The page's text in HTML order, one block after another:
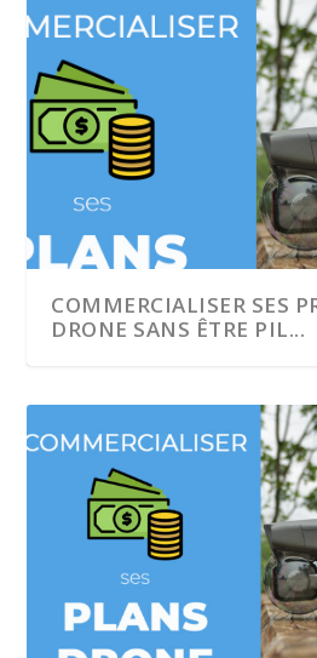
COMMERCIALISER SES
DRONE SANS ÊTRE PIL...